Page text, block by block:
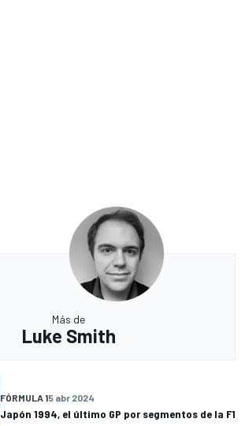
Más de
Luke Smith
FÓRMULA 15 abr 2024
Japón 1994, el último GP por segmentos de la F1